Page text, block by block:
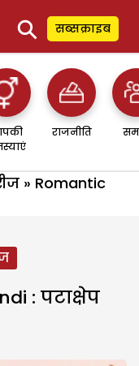
⚲ सब्सक्राइब
राजनीति
» Romantic
: पटाक्षेप